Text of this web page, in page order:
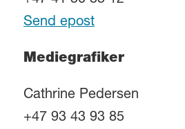
Send epost
Mediegrafiker
Cathrine Pedersen
+47 93 43 93 85